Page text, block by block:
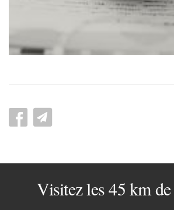
Visitez les 45 km de